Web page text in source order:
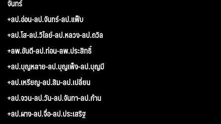
จันทร์
+ลป.อ่อน-ลป.จันทร์-ลป.แฟ็บ
+ลป.โส-ลป.วิไลย์-ลป.หลวง-ลป.ถวิล
+ลพ.ขันตี-ลป.ท่อน-ลพ.ประสิทธิ์
+ลป.บุญหลาย-ลป.บุญเพ็ง-ลป.บุญมี
+ลป.เหรียญ-ลป.สิม-ลป.เปลี่ยน
+ลป.จวน-ลป.วัน-ลป.จันทา-ลป.ก้าน
+ลป.ผาง-ลป.จื่อ-ลป.ประเสริฐ